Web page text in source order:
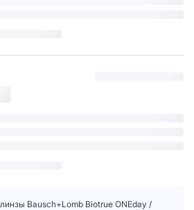
Bausch+Lomb Biotrue ONEday /